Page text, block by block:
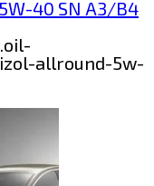
40 SN A3/B4
allround-5w-